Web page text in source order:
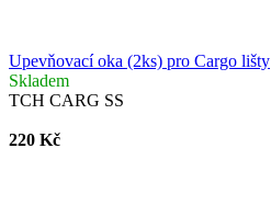
Upevňovací oka (2ks) pro Cargo lišty
Skladem
TCH CARG SS
220 Kč